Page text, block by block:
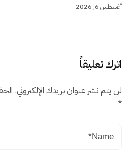
أغسطس 6, 2026
اترك تعليقاً
لن يتم نشر عنوان بريدك الإلكتروني.
*